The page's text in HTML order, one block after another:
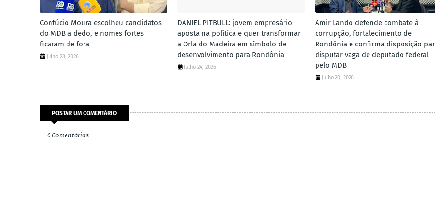
Confúcio Moura escolheu candidatos
do MDB a dedo, e nomes fortes
ficaram de fora
Julho 28, 2026
DANIEL PITBULL: jovem empresário
aposta na política e quer transformar
a Orla do Madeira em símbolo de
desenvolvimento para Rondônia
Julho 24, 2026
Amir Lando defende combate à
corrupção, fortalecimento de
Rondônia e confirma disposição
disputar vaga de deputado federal
pelo MDB
Julho 20, 2026
POSTAR UM COMENTÁRIO
0 Comentários